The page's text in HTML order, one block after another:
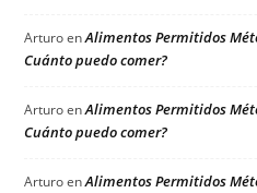
ArturoenAlimentos Permitidos
Cuánto puedo comer?
ArturoenAlimentos Permitidos
Cuánto puedo comer?
ArturoenAlimentos Permitidos